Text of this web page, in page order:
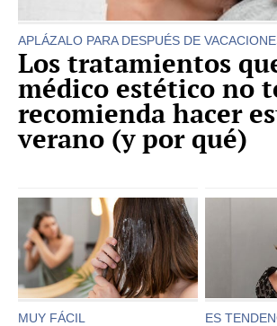
APLÁZALO PARA DESPUÉS DE
Los tratamientos
médico estético no
recomienda hacer
verano (y por qué)
MUY FÁCIL ES